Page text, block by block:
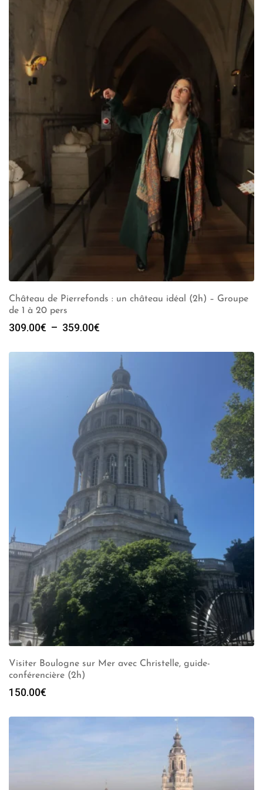
Château de Pierrefonds : un château idéal (2h) – Groupe
de 1 à 20 pers
309.00€ – 359.00€
prix :
309.00€
359.00€
Visiter Boulogne sur Mer avec Christelle, guide-
conférencière (2h)
150.00€